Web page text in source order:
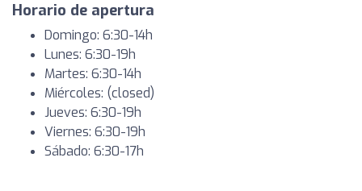
Horario de apertura
Domingo: 6:30-14h
Lunes: 6:30-19h
Martes: 6:30-14h
Miércoles: (closed)
Jueves: 6:30-19h
Viernes: 6:30-19h
Sábado: 6:30-17h